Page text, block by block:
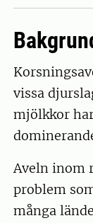
vissa
mjölkkor
Aveln inom
problem
många